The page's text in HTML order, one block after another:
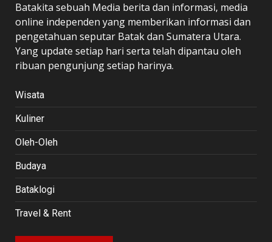
Batakita sebuah Media berita dan informasi, media
online independen yang memberikan informasi dan
pengetahuan seputar Batak dan Sumatera Utara.
Yang update setiap hari serta telah dipantau oleh
ribuan pengunjung setiap harinya.
Wisata
Kuliner
Oleh-Oleh
Budaya
Bataklogi
Travel & Rent